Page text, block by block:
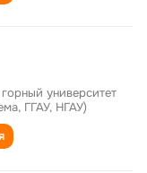
университет
ГГАУ, НГАУ)